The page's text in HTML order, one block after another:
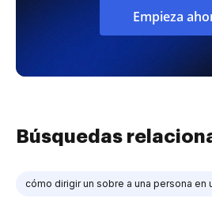
Empieza
Búsquedas
cómo dirigir un sobre a una persona en